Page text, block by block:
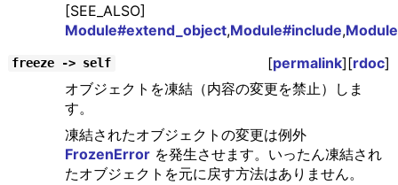
[SEE_ALSO]
Module#extend_object,Module#include,
freeze -> self [permalink][rdoc]
オブジェクトを凍結（内容の変更を禁止）しま
す。
凍結されたオブジェクトの変更は例外
FrozenErrorを発生させます。いったん凍結され
たオブジェクトを元に戻す方法はありません。